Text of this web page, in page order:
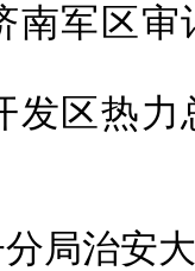
南军区
发区热
局治安